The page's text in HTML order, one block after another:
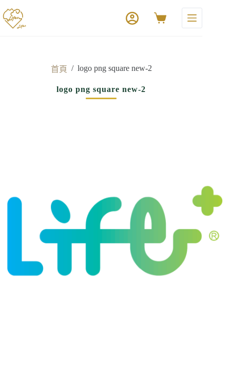
首頁 / logo png square new-2
logo png square new-2